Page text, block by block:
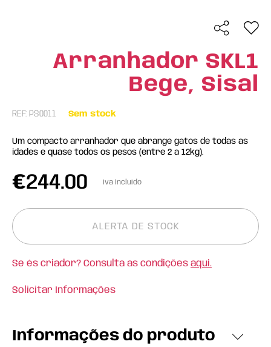
Arranhador SKL1
Bege, Sisal
REF: PS0011 Sem stock
Um compacto arranhador que abrange gatos de todas as
idades e quase todos os pesos (entre 2 a 12kg).
€244.00 Iva incluído
ALERTA DE STOCK
Se és criador? Consulta as condições aqui.
Solicitar Informações
Informações do produto